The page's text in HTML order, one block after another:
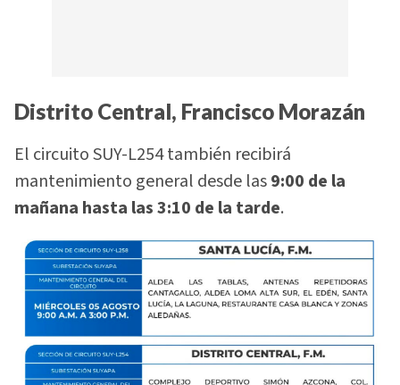
Distrito Central, Francisco Morazán
El circuito SUY-L254 también recibirá
mantenimiento general desde las9:00 de la
mañana hasta las 3:10 de la tarde.